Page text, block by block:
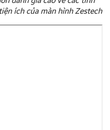
ích của màn hình Zestech